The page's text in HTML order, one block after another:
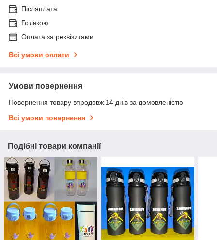
Післяплата
Готівкою
Оплата за реквізитами
Всі умови оплати
Умови повернення
Повернення товару впродовж 14 днів за домовленістю
Всі умови повернення
Подібні товари компанії